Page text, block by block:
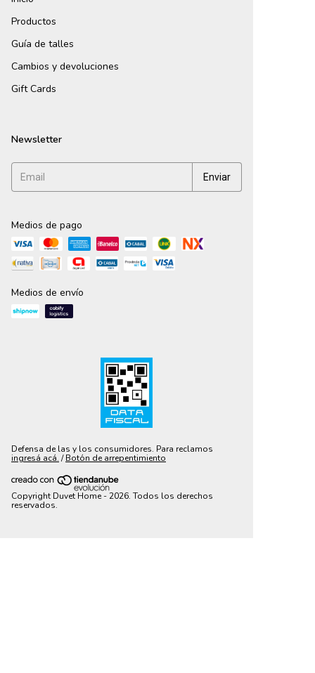
Productos
Guía de talles
Cambios y devoluciones
Gift Cards
Newsletter
Medios de pago
Medios de envío
Defensa de las y los consumidores. Para reclamos
ingresá acá. / Botón de arrepentimiento
Copyright Duvet Home - 2026. Todos los derechos
reservados.